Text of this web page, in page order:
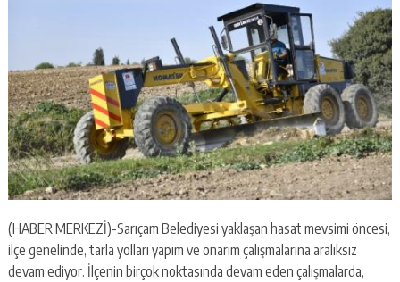
(HABER MERKEZİ)-Sarıçam Belediyesi yaklaşan hasat mevsimi öncesi,
ilçe genelinde, tarla yolları yapım ve onarım çalışmalarına aralıksız
devam ediyor. İlçenin birçok noktasında devam eden çalışmalarda,